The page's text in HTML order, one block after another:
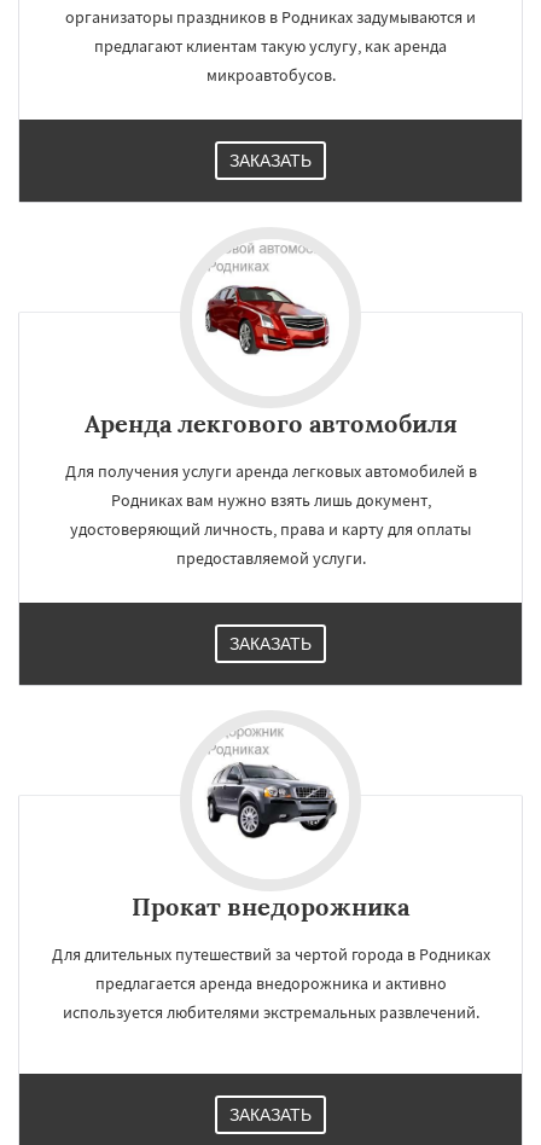
организаторы праздников в Родниках задумываются и
предлагают клиентам такую услугу, как аренда
микроавтобусов.
ЗАКАЗАТЬ
Аренда лекгового автомобиля
Для получения услуги аренда легковых автомобилей в
Родниках вам нужно взять лишь документ,
удостоверяющий личность, права и карту для оплаты
предоставляемой услуги.
ЗАКАЗАТЬ
Прокат внедорожника
Для длительных путешествий за чертой города в Родниках
предлагается аренда внедорожника и активно
используется любителями экстремальных развлечений.
ЗАКАЗАТЬ